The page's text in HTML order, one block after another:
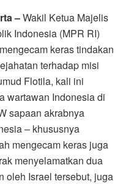
–Wakil Ketua Majelis
Indonesia (MPR RI)
keras tindakan
terhadap misi
Flotila, kali ini
wartawan Indonesia di
sapaan akrabnya
– khususnya
mengecam keras juga
menyelamatkan dua
oleh Israel tersebut, juga